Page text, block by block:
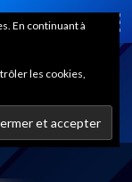
En continuant à
les cookies,